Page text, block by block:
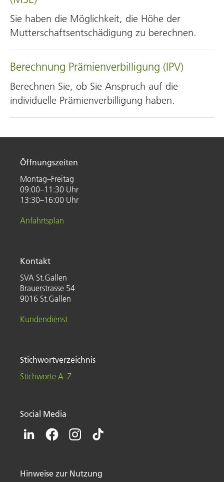
Sie haben die Möglichkeit, die Höhe der
Mutterschaftsentschädigung zu berechnen.
Berechnung Prämien­verbilligung (IPV)
Berechnen Sie, ob Sie Anspruch auf die
individuelle Prämienverbilligung haben.
Öffnungszeiten
Montag–Freitag
09:00–11:30 Uhr
13:30–16:00 Uhr
Anfahrtsplan
Kontakt
SVA St.Gallen
Brauerstrasse 54
9016 St.Gallen
Kundendienst
Stichwortverzeichnis
Stichworte A–Z
Social Media
Hinweise zur Nutzung